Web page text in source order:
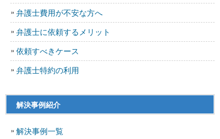
弁護士費用が不安な方へ
弁護士に依頼するメリット
依頼すべきケース
弁護士特約の利用
解決事例紹介
解決事例一覧